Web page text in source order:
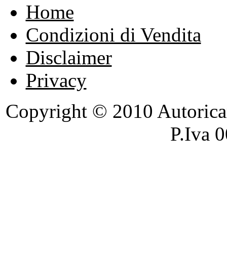
Home
Condizioni di Vendita
Disclaimer
Privacy
Copyright © 2010
P.Iva